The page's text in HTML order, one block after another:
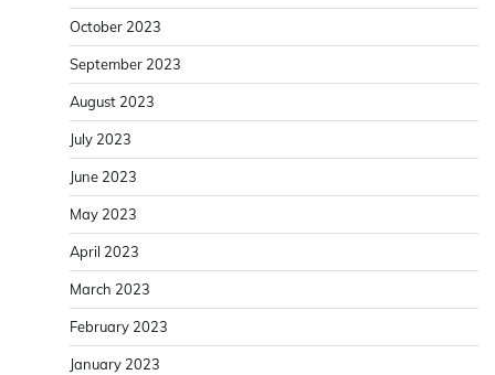
October 2023
September 2023
August 2023
July 2023
June 2023
May 2023
April 2023
March 2023
February 2023
January 2023